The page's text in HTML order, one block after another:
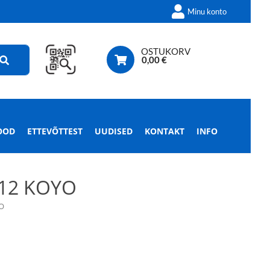
Minu konto
OSTUKORV
0,00€
ETTEVÕTTEST UUDISED KONTAKT INFO
KOYO